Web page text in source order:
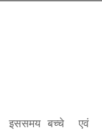
इससमय बच्चे
एवं